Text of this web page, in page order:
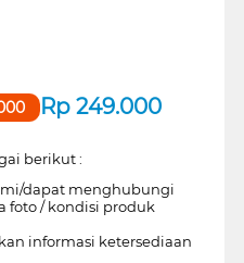
Rp 249.000
berikut :
dapat menghubungi
foto / kondisi produk
informasi ketersediaan